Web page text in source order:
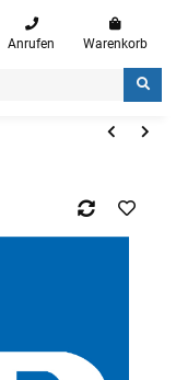
Anrufen Warenkorb